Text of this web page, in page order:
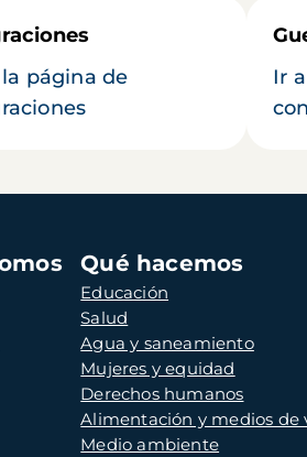
página de
Ir
Qué hacemos
Educación
Salud
Agua y saneamiento
Mujeres y equidad
Derechos humanos
Alimentación y medios de
Medio ambiente